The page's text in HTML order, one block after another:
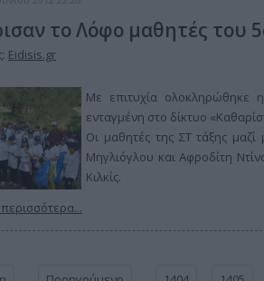
το Λόφο μαθητές του
Eidisis.gr
Με επιτυχία ολοκληρώθηκε
ενταγμένη στο δίκτυο
Οι μαθητές της ΣΤ τάξης μαζί
Μηγλιόγλου και Αφροδίτη
Κιλκίς.